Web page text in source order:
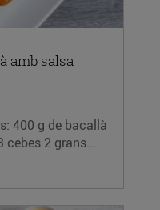
amb salsa
400 g de bacallà
cebes 2 grans...